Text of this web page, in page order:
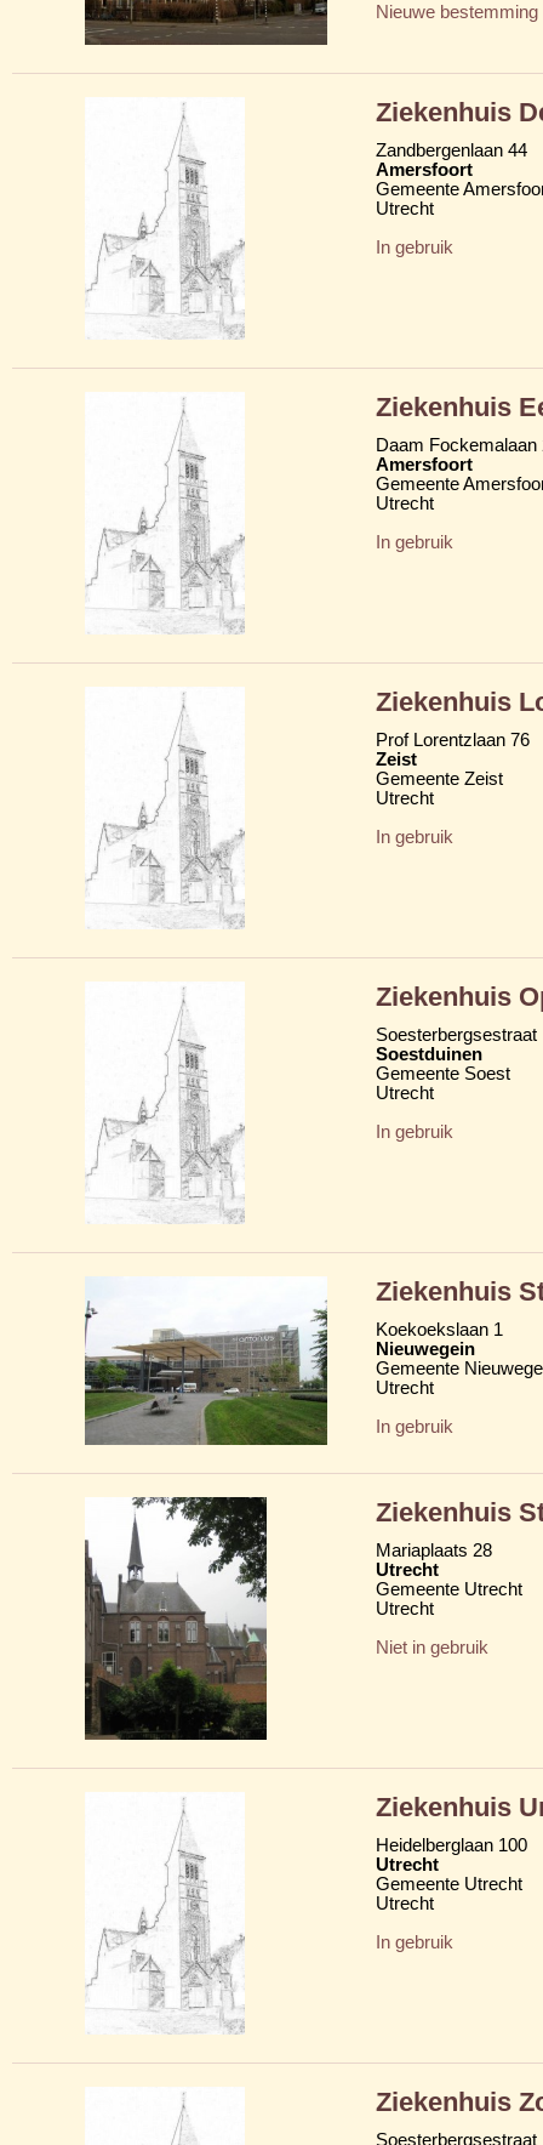
Nieuwe bestemming
Ziekenhuis
Zandbergenlaan 44
Amersfoort
Gemeente
Utrecht
In gebruik
Ziekenhuis
Daam Fockemalaan
Amersfoort
Gemeente
Utrecht
In gebruik
Ziekenhuis
Prof Lorentzlaan 76
Zeist
Gemeente Zeist
Utrecht
In gebruik
Ziekenhuis
Soesterbergsestraat
Soestduinen
Gemeente Soest
Utrecht
In gebruik
Ziekenhuis
Koekoekslaan 1
Nieuwegein
Gemeente
Utrecht
In gebruik
Ziekenhuis
Mariaplaats 28
Utrecht
Gemeente Utrecht
Utrecht
Niet in gebruik
Ziekenhuis
Heidelberglaan 100
Utrecht
Gemeente Utrecht
Utrecht
In gebruik
Ziekenhuis
Soesterbergsestraat